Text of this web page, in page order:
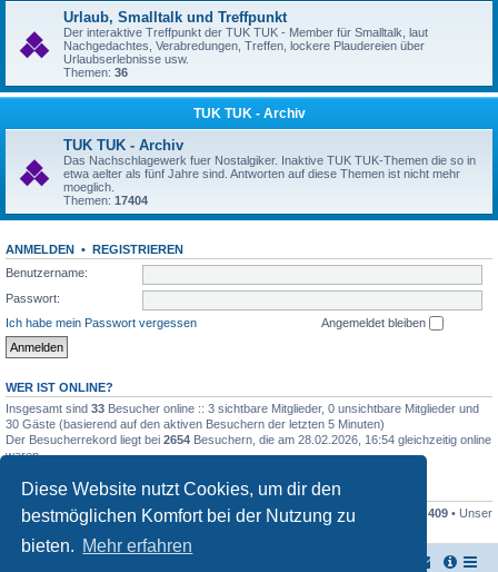
Diese Website nutzt Cookies, um dir den
bestmöglichen Komfort bei der Nutzung zu
bieten. Mehr erfahren
Urlaub, Smalltalk und Treffpunkt
Der interaktive Treffpunkt der TUK TUK - Member für Smalltalk, laut
Nachgedachtes, Verabredungen, Treffen, lockere Plaudereien über
Urlaubserlebnisse usw.
Themen: 36
TUK TUK - Archiv
TUK TUK - Archiv
Das Nachschlagewerk fuer Nostalgiker. Inaktive TUK TUK-Themen die so in
etwa aelter als fünf Jahre sind. Antworten auf diese Themen ist nicht mehr
moeglich.
Themen: 17404
ANMELDEN • REGISTRIEREN
Benutzername:
Passwort:
Ich habe mein Passwort vergessen
Angemeldet bleiben
WER IST ONLINE?
Insgesamt sind 33 Besucher online :: 3 sichtbare Mitglieder, 0 unsichtbare Mitglieder und
30 Gäste (basierend auf den aktiven Besuchern der letzten 5 Minuten)
Der Besucherrekord liegt bei 2654 Besuchern, die am 28.02.2026, 16:54 gleichzeitig online
waren.
STATISTIK
Beiträge insgesamt161446• Themen insgesamt17948• Mitglieder insgesamt 409 • Unser
neuestes Mitglied: